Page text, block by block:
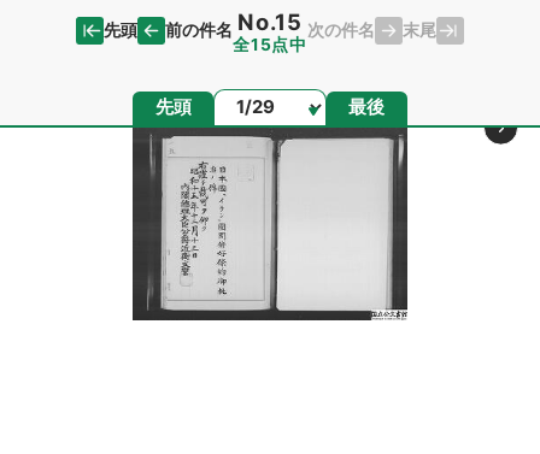
先頭 前の件名 No.15
全15点中
次の件名 末尾
先頭 ページ 最後